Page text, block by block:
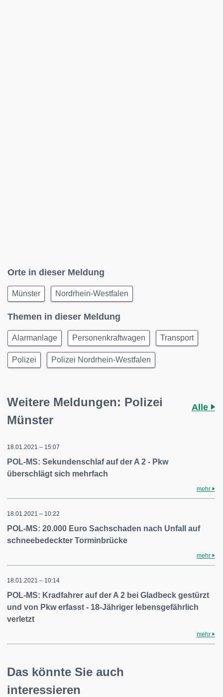
Orte in dieser Meldung
Münster Nordrhein-Westfalen
Themen in dieser Meldung
Alarmanlage Personenkraftwagen Transport
Polizei Polizei Nordrhein-Westfalen
Weitere Meldungen: Polizei
Münster
Alle
18.01.2021 – 15:07
POL-MS: Sekundenschlaf auf der A 2 - Pkw
überschlägt sich mehrfach
mehr
18.01.2021 – 10:22
POL-MS: 20.000 Euro Sachschaden nach Unfall auf
schneebedeckter Torminbrücke
mehr
18.01.2021 – 10:14
POL-MS: Kradfahrer auf der A 2 bei Gladbeck gestürzt
und von Pkw erfasst - 18-Jähriger lebensgefährlich
verletzt
mehr
Das könnte Sie auch
interessieren